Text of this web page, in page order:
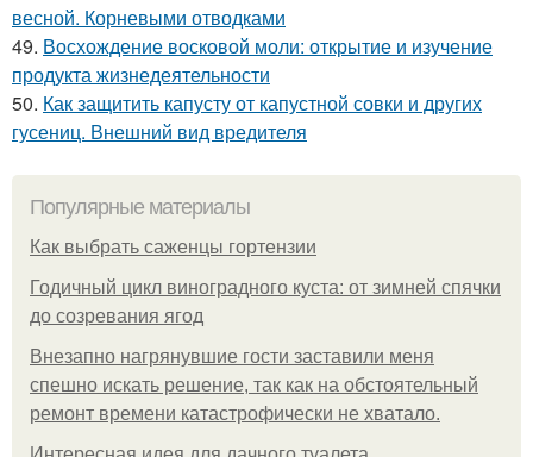
весной. Корневыми отводками
49. Восхождение восковой моли: открытие и изучение
продукта жизнедеятельности
50. Как защитить капусту от капустной совки и других
гусениц. Внешний вид вредителя
Популярные материалы
Как выбрать саженцы гортензии
Годичный цикл виноградного куста: от зимней спячки
до созревания ягод
Внезапно нагрянувшие гости заставили меня
спешно искать решение, так как на обстоятельный
ремонт времени катастрофически не хватало.